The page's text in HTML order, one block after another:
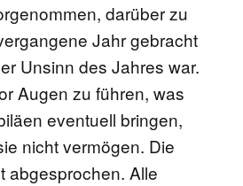
darüber zu
Jahr gebracht
Unsinn des Jahres war.
Augen zu führen, was
eventuell bringen,
nicht vermögen. Die
abgesprochen. Alle